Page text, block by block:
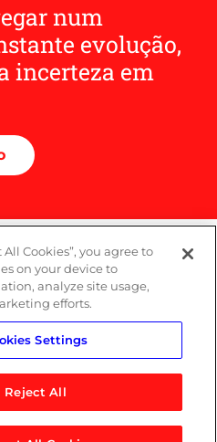
num
evolução,
incerteza em
Privacidade
de Gestão Integrado
Cookies”, you agree to
on your device to
analyze site usage,
efforts.
Settings
Reject All